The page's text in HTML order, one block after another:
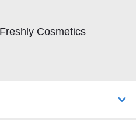
Cosmetics